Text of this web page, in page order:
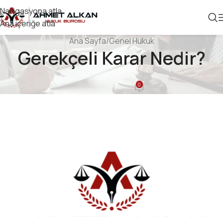
Navigasyona atla
Ana içeriğe atla
Ana Sayfa Genel Hukuk
Gerekçeli Karar Nedir?
GENEL HUKUK
Ahmet Alkan 0